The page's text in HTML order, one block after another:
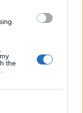
the
compagna
giornalisti